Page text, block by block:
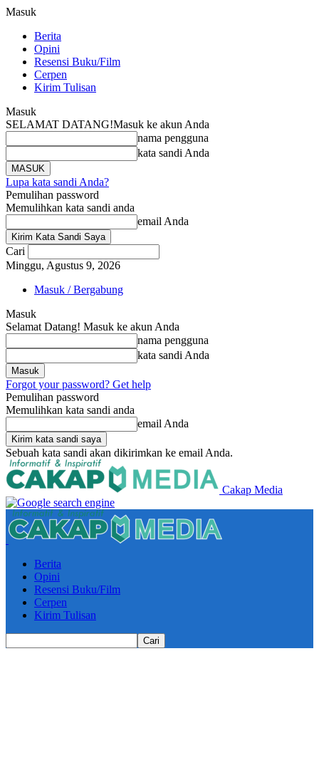
Masuk
Berita
Opini
Resensi Buku/Film
Cerpen
Kirim Tulisan
Masuk
SELAMAT DATANG!Masuk ke akun Anda
nama pengguna
kata sandi Anda
Lupa kata sandi Anda?
Pemulihan password
Memulihkan kata sandi anda
email Anda
Cari
Minggu, Agustus 9, 2026
Masuk / Bergabung
Masuk
Selamat Datang! Masuk ke akun Anda
nama pengguna
kata sandi Anda
Forgot your password? Get help
Pemulihan password
Memulihkan kata sandi anda
email Anda
Sebuah kata sandi akan dikirimkan ke email Anda.
Cakap Media
Berita
Opini
Resensi Buku/Film
Cerpen
Kirim Tulisan